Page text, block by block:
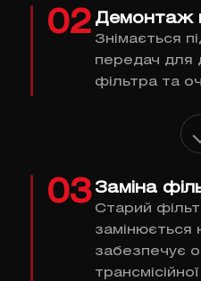
02 Демонтаж
Знімається
передач для
фільтра та
03 Заміна
Старий
замінюється
забезпечує